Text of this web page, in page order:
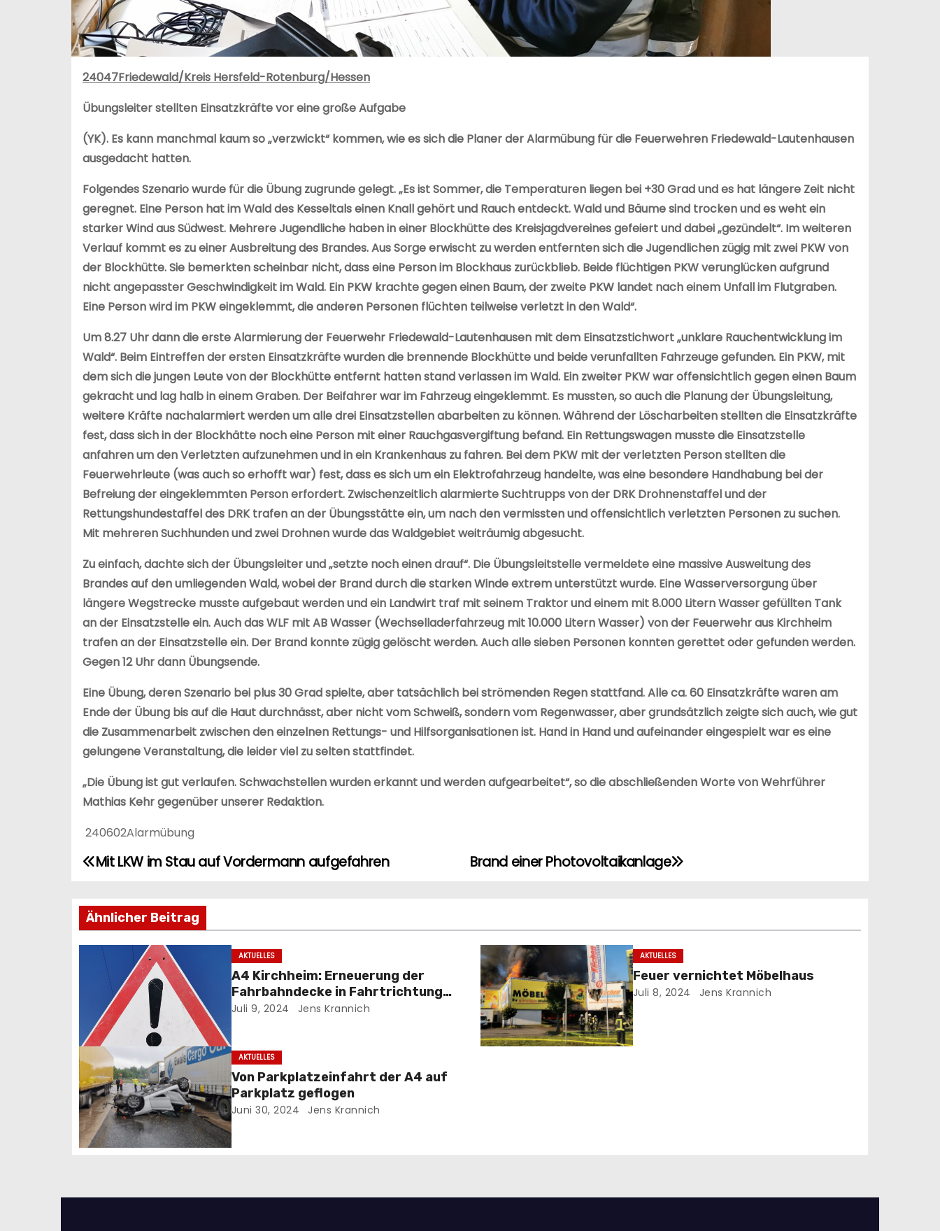
24047Friedewald/Kreis Hersfeld-Rotenburg/Hessen
Übungsleiter stellten Einsatzkräfte vor eine große Aufgabe
(YK). Es kann manchmal kaum so „verzwickt“ kommen, wie es sich die Planer der Alarmübung für die Feuerwehren Friedewald-Lautenhausen
ausgedacht hatten.
Folgendes Szenario wurde für die Übung zugrunde gelegt. „Es ist Sommer, die Temperaturen liegen bei +30 Grad und es hat längere Zeit nicht
geregnet. Eine Person hat im Wald des Kesseltals einen Knall gehört und Rauch entdeckt. Wald und Bäume sind trocken und es weht ein
starker Wind aus Südwest. Mehrere Jugendliche haben in einer Blockhütte des Kreisjagdvereines gefeiert und dabei „gezündelt“. Im weiteren
Verlauf kommt es zu einer Ausbreitung des Brandes. Aus Sorge erwischt zu werden entfernten sich die Jugendlichen zügig mit zwei PKW von
der Blockhütte. Sie bemerkten scheinbar nicht, dass eine Person im Blockhaus zurückblieb. Beide flüchtigen PKW verunglücken aufgrund
nicht angepasster Geschwindigkeit im Wald. Ein PKW krachte gegen einen Baum, der zweite PKW landet nach einem Unfall im Flutgraben.
Eine Person wird im PKW eingeklemmt, die anderen Personen flüchten teilweise verletzt in den Wald“.
Um 8.27 Uhr dann die erste Alarmierung der Feuerwehr Friedewald-Lautenhausen mit dem Einsatzstichwort „unklare Rauchentwicklung im
Wald“. Beim Eintreffen der ersten Einsatzkräfte wurden die brennende Blockhütte und beide verunfallten Fahrzeuge gefunden. Ein PKW, mit
dem sich die jungen Leute von der Blockhütte entfernt hatten stand verlassen im Wald. Ein zweiter PKW war offensichtlich gegen einen Baum
gekracht und lag halb in einem Graben. Der Beifahrer war im Fahrzeug eingeklemmt. Es mussten, so auch die Planung der Übungsleitung,
weitere Kräfte nachalarmiert werden um alle drei Einsatzstellen abarbeiten zu können. Während der Löscharbeiten stellten die Einsatzkräfte
fest, dass sich in der Blockhätte noch eine Person mit einer Rauchgasvergiftung befand. Ein Rettungswagen musste die Einsatzstelle
anfahren um den Verletzten aufzunehmen und in ein Krankenhaus zu fahren. Bei dem PKW mit der verletzten Person stellten die
Feuerwehrleute (was auch so erhofft war) fest, dass es sich um ein Elektrofahrzeug handelte, was eine besondere Handhabung bei der
Befreiung der eingeklemmten Person erfordert. Zwischenzeitlich alarmierte Suchtrupps von der DRK Drohnenstaffel und der
Rettungshundestaffel des DRK trafen an der Übungsstätte ein, um nach den vermissten und offensichtlich verletzten Personen zu suchen.
Mit mehreren Suchhunden und zwei Drohnen wurde das Waldgebiet weiträumig abgesucht.
Zu einfach, dachte sich der Übungsleiter und „setzte noch einen drauf“. Die Übungsleitstelle vermeldete eine massive Ausweitung des
Brandes auf den umliegenden Wald, wobei der Brand durch die starken Winde extrem unterstützt wurde. Eine Wasserversorgung über
längere Wegstrecke musste aufgebaut werden und ein Landwirt traf mit seinem Traktor und einem mit 8.000 Litern Wasser gefüllten Tank
an der Einsatzstelle ein. Auch das WLF mit AB Wasser (Wechselladerfahrzeug mit 10.000 Litern Wasser) von der Feuerwehr aus Kirchheim
trafen an der Einsatzstelle ein. Der Brand konnte zügig gelöscht werden. Auch alle sieben Personen konnten gerettet oder gefunden werden.
Gegen 12 Uhr dann Übungsende.
Eine Übung, deren Szenario bei plus 30 Grad spielte, aber tatsächlich bei strömenden Regen stattfand. Alle ca. 60 Einsatzkräfte waren am
Ende der Übung bis auf die Haut durchnässt, aber nicht vom Schweiß, sondern vom Regenwasser, aber grundsätzlich zeigte sich auch, wie gut
die Zusammenarbeit zwischen den einzelnen Rettungs- und Hilfsorganisationen ist. Hand in Hand und aufeinander eingespielt war es eine
gelungene Veranstaltung, die leider viel zu selten stattfindet.
„Die Übung ist gut verlaufen. Schwachstellen wurden erkannt und werden aufgearbeitet“, so die abschließenden Worte von Wehrführer
Mathias Kehr gegenüber unserer Redaktion.
240602Alarmübung
B
i
g
s
n
a
i
Brand einer Photovoltaikanlage
Mit LKW im Stau auf Vordermann aufgefahren
Ähnlicher Beitrag
AKTUELLES
A4 Kirchheim: Erneuerung der
Fahrbahndecke in Fahrtrichtung
Ost
Juli 9, 2024 Jens Krannich
AKTUELLES
Feuer vernichtet Möbelhaus
Juli 8, 2024 Jens Krannich
AKTUELLES
Von Parkplatzeinfahrt der A4 auf
Parkplatz geflogen
Juni 30, 2024 Jens Krannich